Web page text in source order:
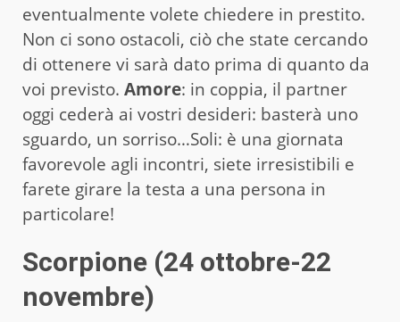
eventualmente volete chiedere in prestito.
Non ci sono ostacoli, ciò che state cercando
di ottenere vi sarà dato prima di quanto da
voi previsto. Amore: in coppia, il partner
oggi cederà ai vostri desideri: basterà uno
sguardo, un sorriso…Soli: è una giornata
favorevole agli incontri, siete irresistibili e
farete girare la testa a una persona in
particolare!
Scorpione (24 ottobre-22
novembre)